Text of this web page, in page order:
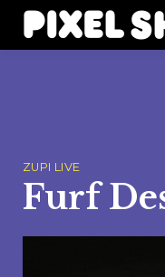
ZUPI LIVE
Furf